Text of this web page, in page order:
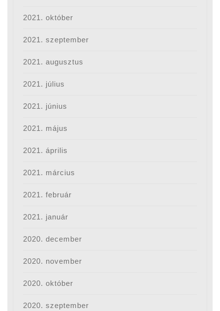
2021. október
2021. szeptember
2021. augusztus
2021. július
2021. június
2021. május
2021. április
2021. március
2021. február
2021. január
2020. december
2020. november
2020. október
2020. szeptember